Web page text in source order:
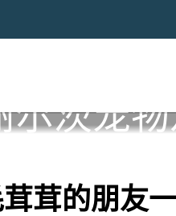
尔茨宠
茸的朋友